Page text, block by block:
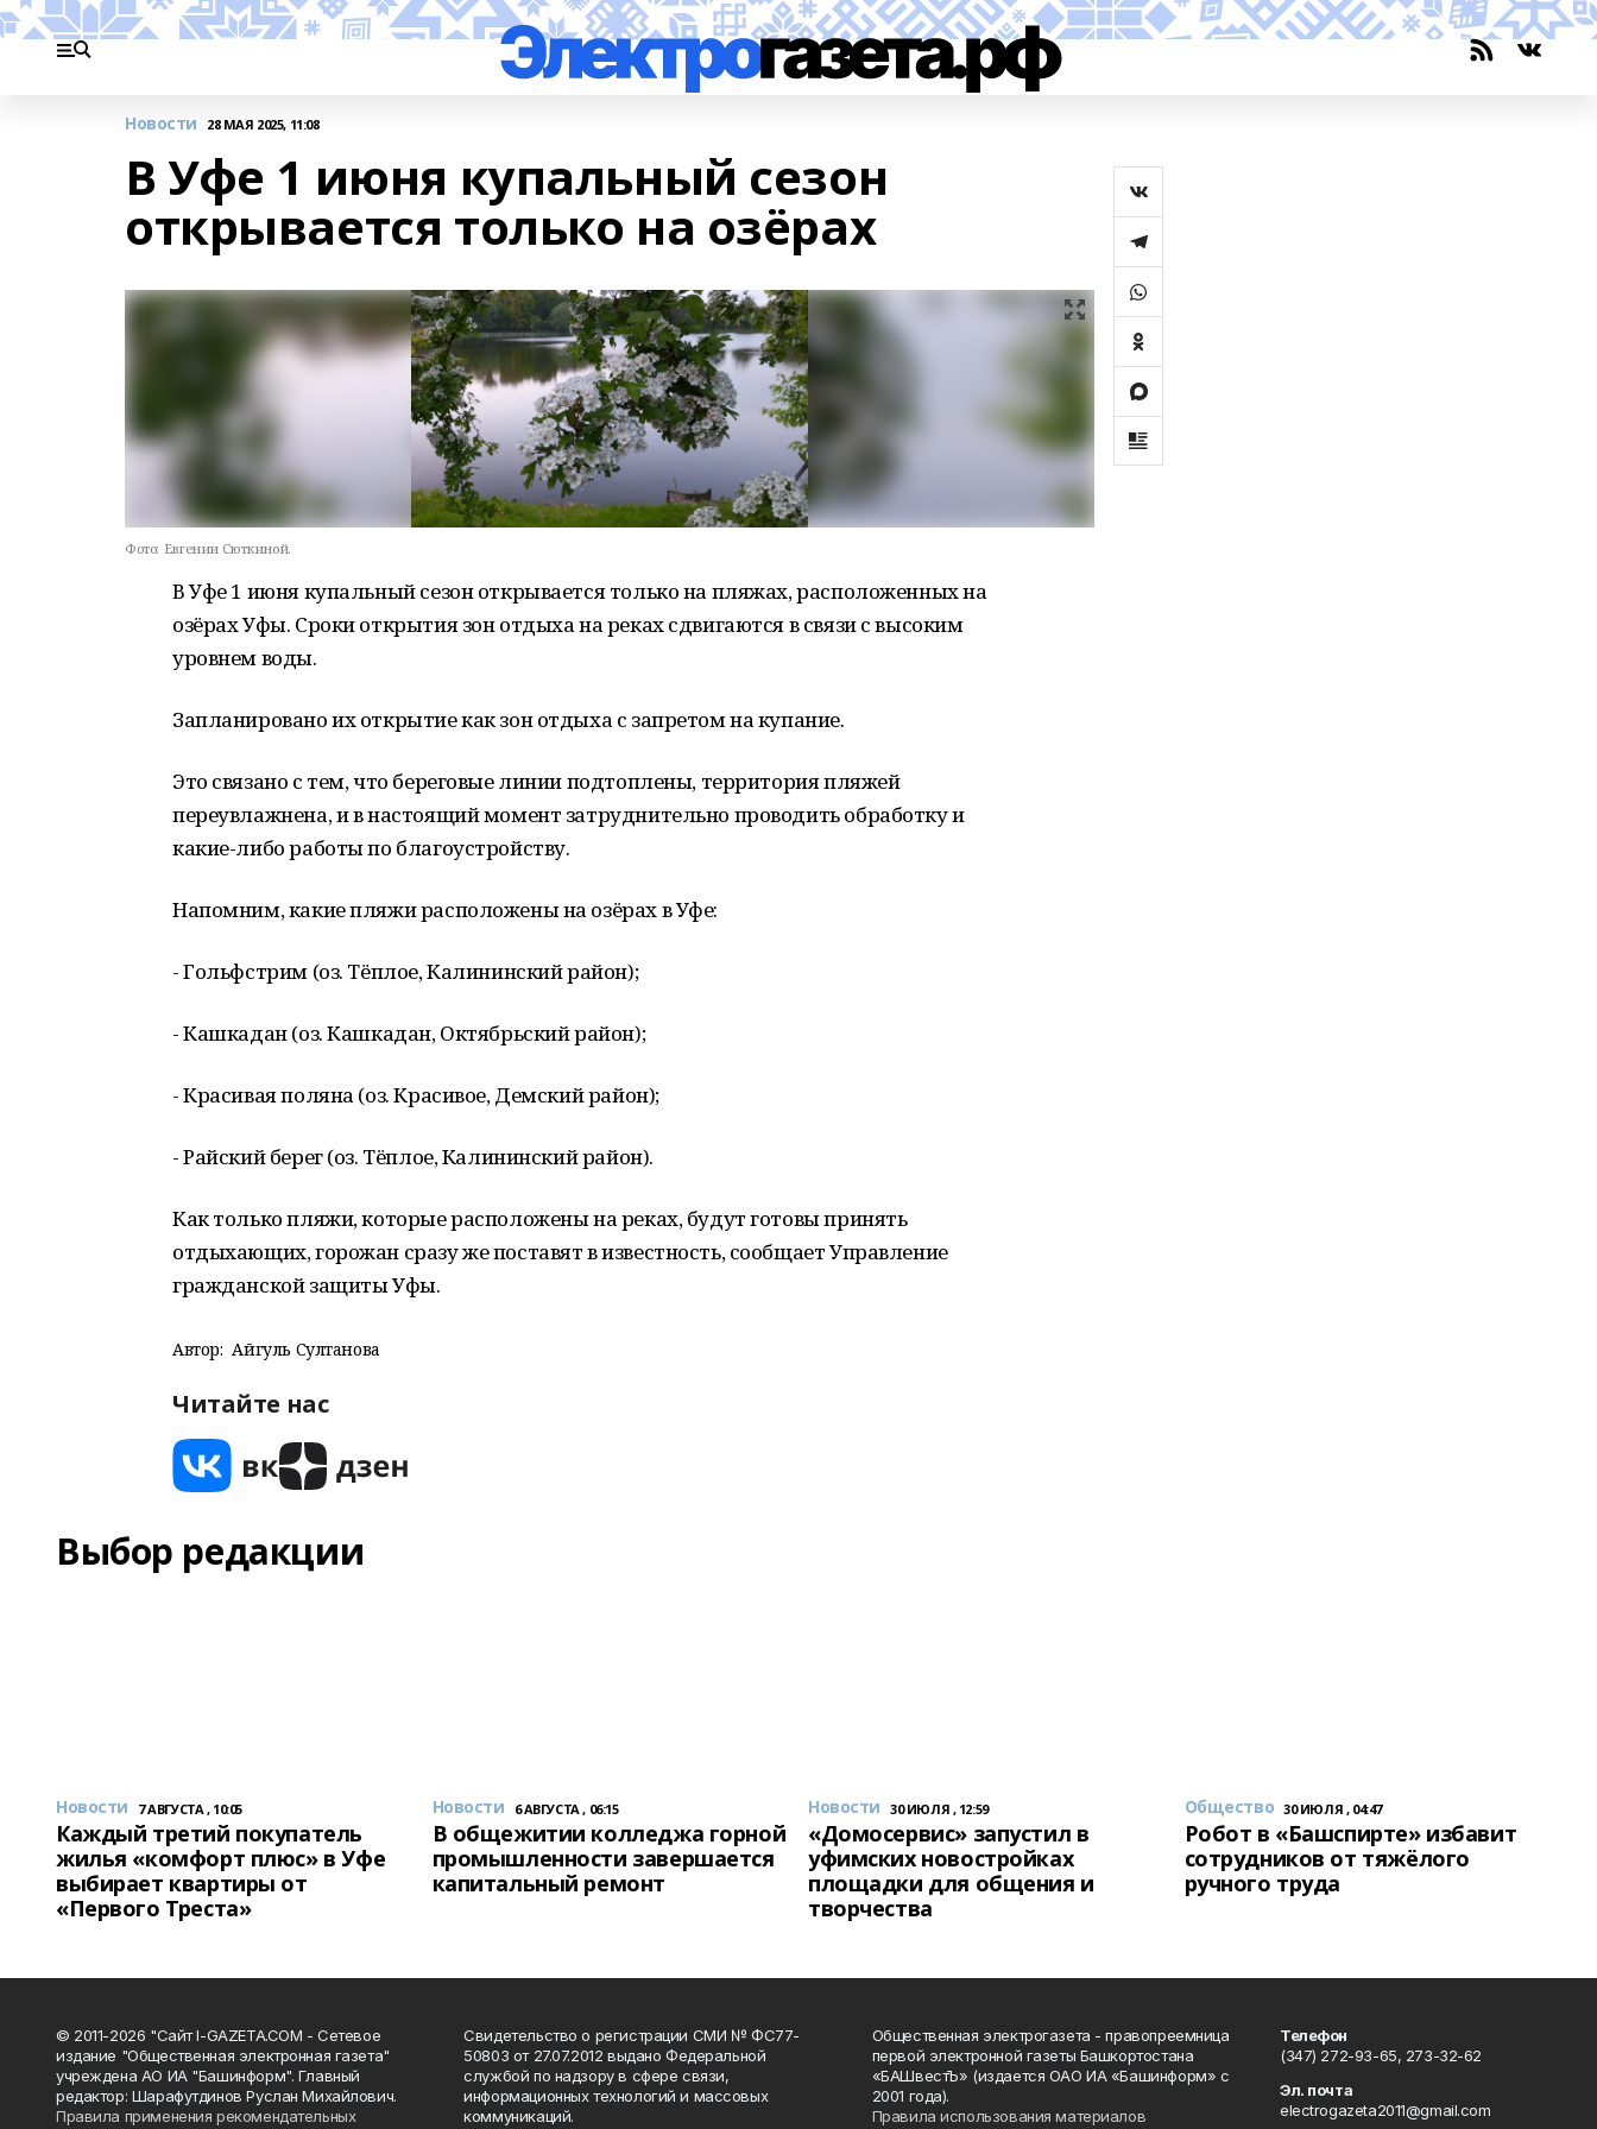
Новости 28 МАЯ 2025, 11:08
В Уфе 1 июня купальный сезон
открывается только на озёрах
Фото: Евгении Сюткиной.
В Уфе 1 июня купальный сезон открывается только на пляжах, расположенных на
озёрах Уфы. Сроки открытия зон отдыха на реках сдвигаются в связи с высоким
уровнем воды.
Запланировано их открытие как зон отдыха с запретом на купание.
Это связано с тем, что береговые линии подтоплены, территория пляжей
переувлажнена, и в настоящий момент затруднительно проводить обработку и
какие-либо работы по благоустройству.
Напомним, какие пляжи расположены на озёрах в Уфе:
- Гольфстрим (оз. Тёплое, Калининский район);
- Кашкадан (оз. Кашкадан, Октябрьский район);
- Красивая поляна (оз. Красивое, Демский район);
- Райский берег (оз. Тёплое, Калининский район).
Как только пляжи, которые расположены на реках, будут готовы принять
отдыхающих, горожан сразу же поставят в известность, сообщает Управление
гражданской защиты Уфы.
Автор: Айгуль Султанова
Читайте нас
Выбор редакции
Новости 7 АВГУСТА , 10:05
Каждый третий покупатель
жилья «комфорт плюс» в Уфе
выбирает квартиры от
«Первого Треста»
Новости 6 АВГУСТА , 06:15
В общежитии колледжа горной
промышленности завершается
капитальный ремонт
Новости 30 ИЮЛЯ , 12:59
«Домосервис» запустил в
уфимских новостройках
площадки для общения и
творчества
Общество 30 ИЮЛЯ , 04:47
Робот в «Башспирте» избавит
сотрудников от тяжёлого
ручного труда
© 2011-2026 "Сайт I-GAZETA.COM - Сетевое
издание "Общественная электронная газета"
учреждена АО ИА "Башинформ". Главный
редактор: Шарафутдинов Руслан Михайлович.
Правила применения рекомендательных
Свидетельство о регистрации СМИ № ФС77-
50803 от 27.07.2012 выдано Федеральной
службой по надзору в сфере связи,
информационных технологий и массовых
коммуникаций.
Общественная электрогазета - правопреемница
первой электронной газеты Башкортостана
«БАШвестЪ» (издается ОАО ИА «Башинформ» с
2001 года).
Правила использования материалов
Телефон
(347) 272-93-65, 273-32-62
Эл. почта
electrogazeta2011@gmail.com